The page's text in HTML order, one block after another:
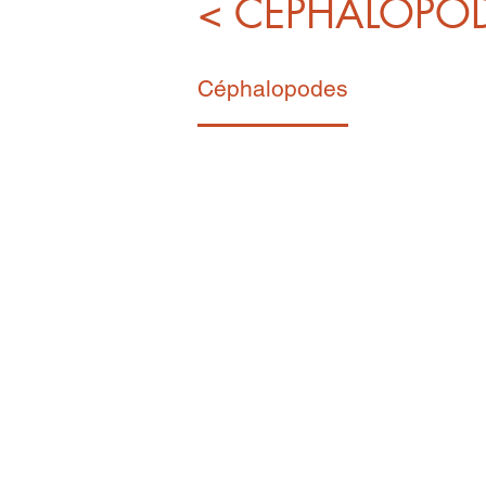
<
Céphalopodes